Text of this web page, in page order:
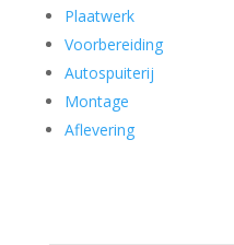
Plaatwerk
Voorbereiding
Autospuiterij
Montage
Aflevering